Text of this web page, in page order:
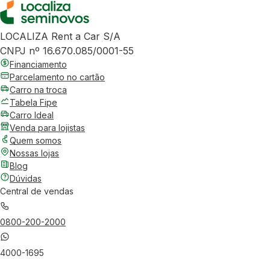
LOCALIZA Rent a Car S/A
CNPJ nº 16.670.085/0001-55
Financiamento
Parcelamento no cartão
Carro na troca
Tabela Fipe
Carro Ideal
Venda para lojistas
Quem somos
Nossas lojas
Blog
Dúvidas
Central de vendas
0800-200-2000
4000-1695